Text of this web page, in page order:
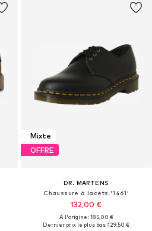
Mixte
OFFRE
DR. MARTENS
Chaussure à lacets '1461'
132,00 €
À l'origine : 185,00 €
Dernier prix le plus bas :129,50 €